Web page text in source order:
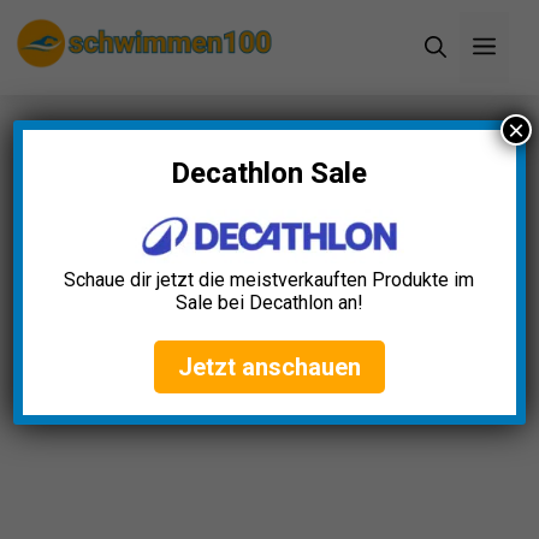
Zum
Inhalt
Startseite»Blog»Seite 2
Decathlon Sale
Schaue dir jetzt die meistverkauften Produkte im
Sale bei Decathlon an!
Jetzt anschauen
×